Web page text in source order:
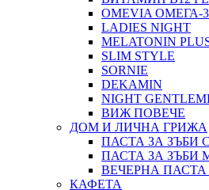
ОMEVIA ОМЕГА-3
LADIES NIGHT
MELATONIN
SLIM STYLE
SORNIE
DEKAMIN
NIGHT
ВИЖ ПОВЕЧЕ
ДОМ И ЛИЧНА ГРИЖА
ПАСТА ЗА ЗЪБИ
ПАСТА ЗА ЗЪБИ
ВЕЧЕРНА ПАСТА
КАФЕТА